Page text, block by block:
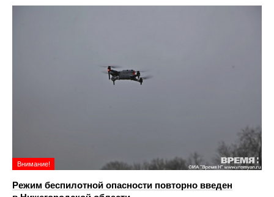
Внимание!
Режим беспилотной опасности повторно введен